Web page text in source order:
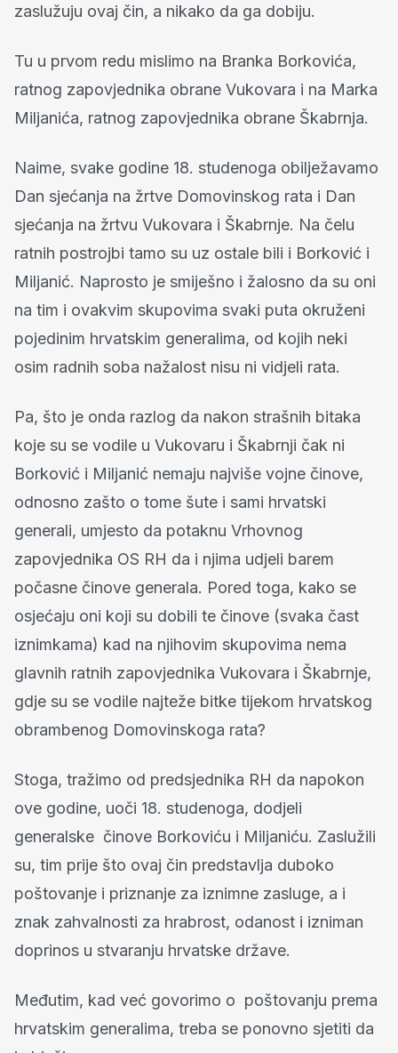
zaslužuju ovaj čin, a nikako da ga dobiju.
Tu u prvom redu mislimo na Branka Borkovića,
ratnog zapovjednika obrane Vukovara i na Marka
Miljanića, ratnog zapovjednika obrane Škabrnja.
Naime, svake godine 18. studenoga obilježavamo
Dan sjećanja na žrtve Domovinskog rata i Dan
sjećanja na žrtvu Vukovara i Škabrnje. Na čelu
ratnih postrojbi tamo su uz ostale bili i Borković i
Miljanić. Naprosto je smiješno i žalosno da su oni
na tim i ovakvim skupovima svaki puta okruženi
pojedinim hrvatskim generalima, od kojih neki
osim radnih soba nažalost nisu ni vidjeli rata.
Pa, što je onda razlog da nakon strašnih bitaka
koje su se vodile u Vukovaru i Škabrnji čak ni
Borković i Miljanić nemaju najviše vojne činove,
odnosno zašto o tome šute i sami hrvatski
generali, umjesto da potaknu Vrhovnog
zapovjednika OS RH da i njima udjeli barem
počasne činove generala. Pored toga, kako se
osjećaju oni koji su dobili te činove (svaka čast
iznimkama) kad na njihovim skupovima nema
glavnih ratnih zapovjednika Vukovara i Škabrnje,
gdje su se vodile najteže bitke tijekom hrvatskog
obrambenog Domovinskoga rata?
Stoga, tražimo od predsjednika RH da napokon
ove godine, uoči 18. studenoga, dodjeli
generalske činove Borkoviću i Miljaniću. Zaslužili
su, tim prije što ovaj čin predstavlja duboko
poštovanje i priznanje za iznimne zasluge, a i
znak zahvalnosti za hrabrost, odanost i izniman
doprinos u stvaranju hrvatske države.
Međutim, kad već govorimo o poštovanju prema
hrvatskim generalima, treba se ponovno sjetiti da